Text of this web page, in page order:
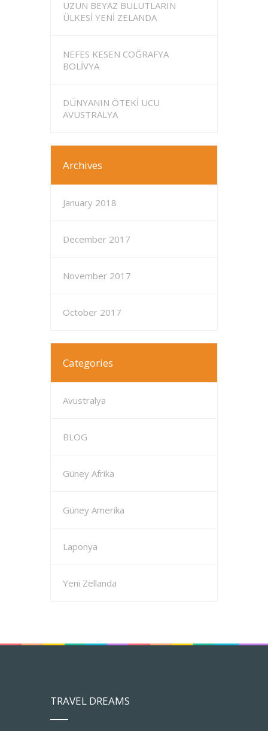
UZUN BEYAZ BULUTLARIN
ÜLKESİ YENİ ZELANDA
NEFES KESEN COĞRAFYA
BOLİVYA
DÜNYANIN ÖTEKİ UCU
AVUSTRALYA
Archives
January 2018
December 2017
November 2017
October 2017
Categories
Avustralya
BLOG
Güney Afrika
Güney Amerika
Laponya
Yeni Zellanda
TRAVEL DREAMS